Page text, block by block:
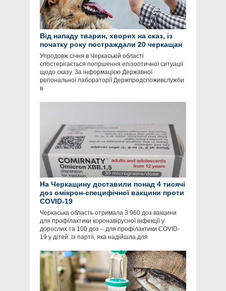
Від нападу тварин, хворих на сказ, із
початку року постраждали 20 черкащан
Упродовж січня в Черкаській області
спостерігається погіршення епізоотичної ситуації
щодо сказу. За інформацією Державної
регіональної лабораторії Держпродспоживслужби
в
На Черкащину доставили понад 4 тисячі
доз омікрон-специфічної вакцини проти
COVID-19
Черкаська область отримала 3 960 доз вакцини
для профілактики коронавірусної інфекції у
дорослих та 100 доз – для профілактики COVID-
19 у дітей. Із партії, яка надійшла для